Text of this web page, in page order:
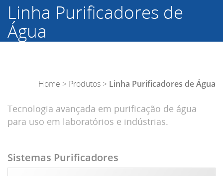
Linha Purificadores de
Água
Home > Produtos > Linha Purificadores de Água
Tecnologia avançada em purificação de água
para uso em laboratórios e indústrias.
Sistemas Purificadores